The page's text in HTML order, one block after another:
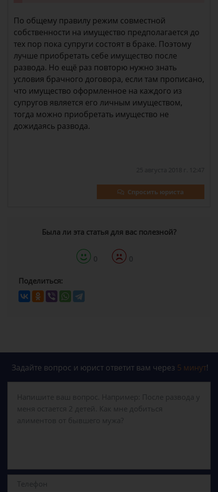
По общему правилу режим совместной
собственности на имущество предполагается до
тех пор пока супруги состоят в браке. Поэтому
лучше приобретать себе имущество после
развода. Но ещё раз повторю нужно знать
условия брачного договора, если там прописано,
что имущество оформленное на каждого из
супругов является его личным имуществом,
тогда можно приобретать имущество не
дожидаясь развода.
25 августа 2018 г. 12:47
Спросить юриста
Была ли эта статья для вас полезной?
0 0
Поделиться:
Задайте вопрос и юрист ответит вам через 5 минут!